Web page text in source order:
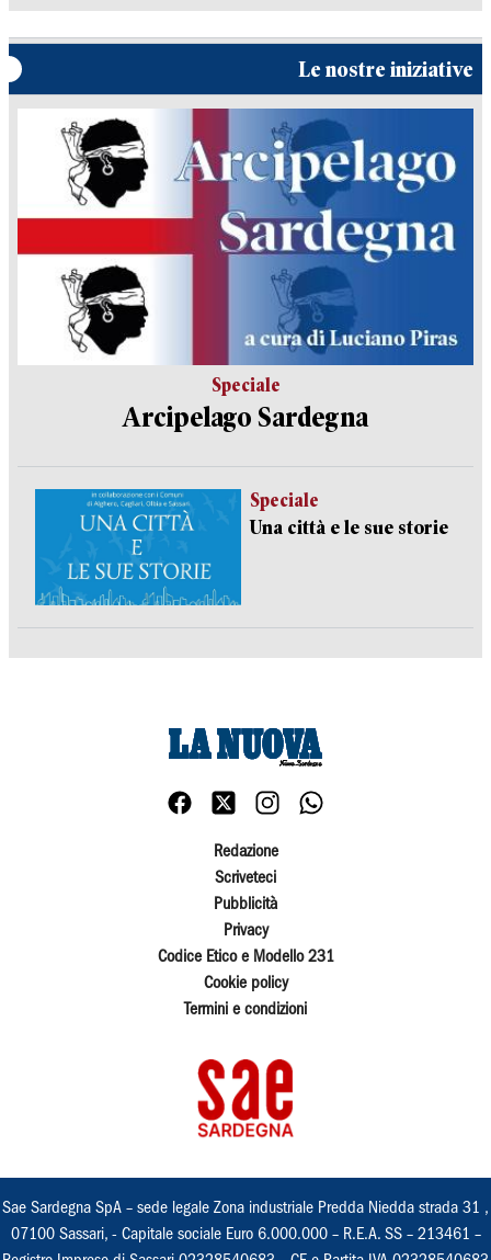
Le nostre iniziative
Speciale
Arcipelago Sardegna
Speciale
Una città e le sue storie
Redazione
Scriveteci
Pubblicità
Privacy
Codice Etico e Modello 231
Cookie policy
Termini e condizioni
Sae Sardegna SpA – sede legale Zona industriale Predda Niedda strada 31 ,
07100 Sassari, - Capitale sociale Euro 6.000.000 – R.E.A. SS – 213461 –